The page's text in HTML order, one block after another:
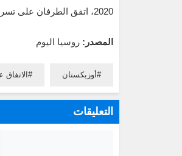
2020، اتفق الطرفان على تسريع عملية استكمال ترسيم الحدود.
المصدر: روسيا اليوم
أوزبكستان الاتفاق
التعليقات